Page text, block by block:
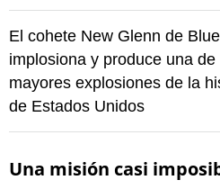
El cohete New Glenn de
implosiona y produce una de
mayores explosiones de la
de Estados Unidos
Una misión casi